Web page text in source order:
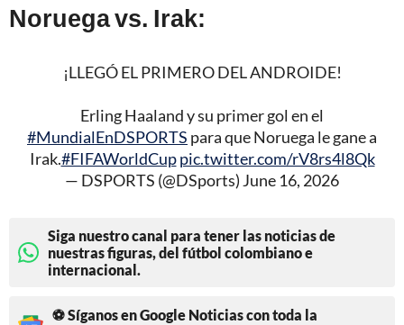
Noruega vs. Irak:
¡LLEGÓ EL PRIMERO DEL ANDROIDE!
Erling Haaland y su primer gol en el
#MundialEnDSPORTS para que Noruega le gane a
Irak.#FIFAWorldCup pic.twitter.com/rV8rs4l8Qk
— DSPORTS (@DSports) June 16, 2026
Siga nuestro canal para tener las noticias de
nuestras figuras, del fútbol colombiano e
internacional.
⚽ Síganos en Google Noticias con toda la